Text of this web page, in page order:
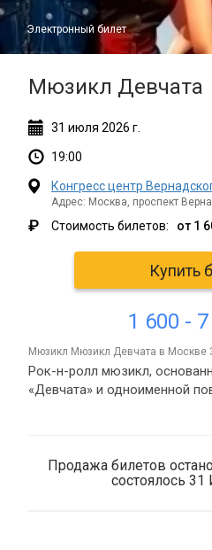
Мюзикл Девчата
Электронный билет
31 июля 2026 г.
19:00
Конгресс центр
Адрес: Москва, проспект
₽ Стоимость билетов: от 1
Купить
1 600 -
мюзикл Мюзикл Девчата в Москве
Рок-н-ролл мюзикл,
«Девчата» и одноименной
Продажа билетов
состоялось